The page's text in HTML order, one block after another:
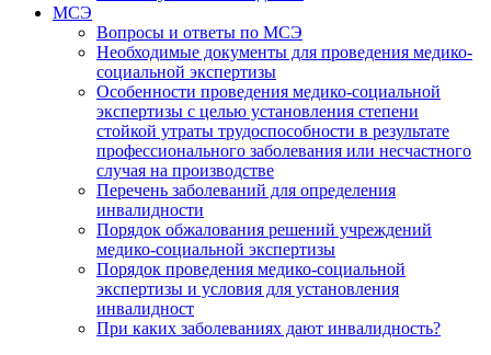
МСЭ
Вопросы и ответы по МСЭ
Необходимые документы для проведения медико-
социальной экспертизы
Особенности проведения медико-социальной
экспертизы с целью установления степени
стойкой утраты трудоспособности в результате
профессионального заболевания или несчастного
случая на производстве
Перечень заболеваний для определения
инвалидности
Порядок обжалования решений учреждений
медико-социальной экспертизы
Порядок проведения медико-социальной
экспертизы и условия для установления
инвалидност
При каких заболеваниях дают инвалидность?